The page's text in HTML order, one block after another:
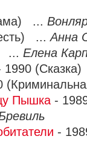
...
...Анна
... Елена
1990
Пышка -
-